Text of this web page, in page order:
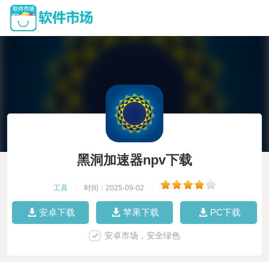
黑洞加速器npv下载
工具 时间：2025-09-02
安卓下载 苹果下载 PC下载
安卓市场，安全绿色